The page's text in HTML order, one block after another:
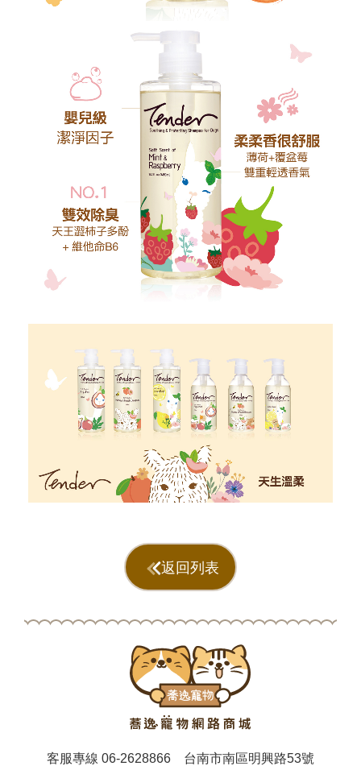
返回列表
客服專線06-2628866 台南市南區明興路53號